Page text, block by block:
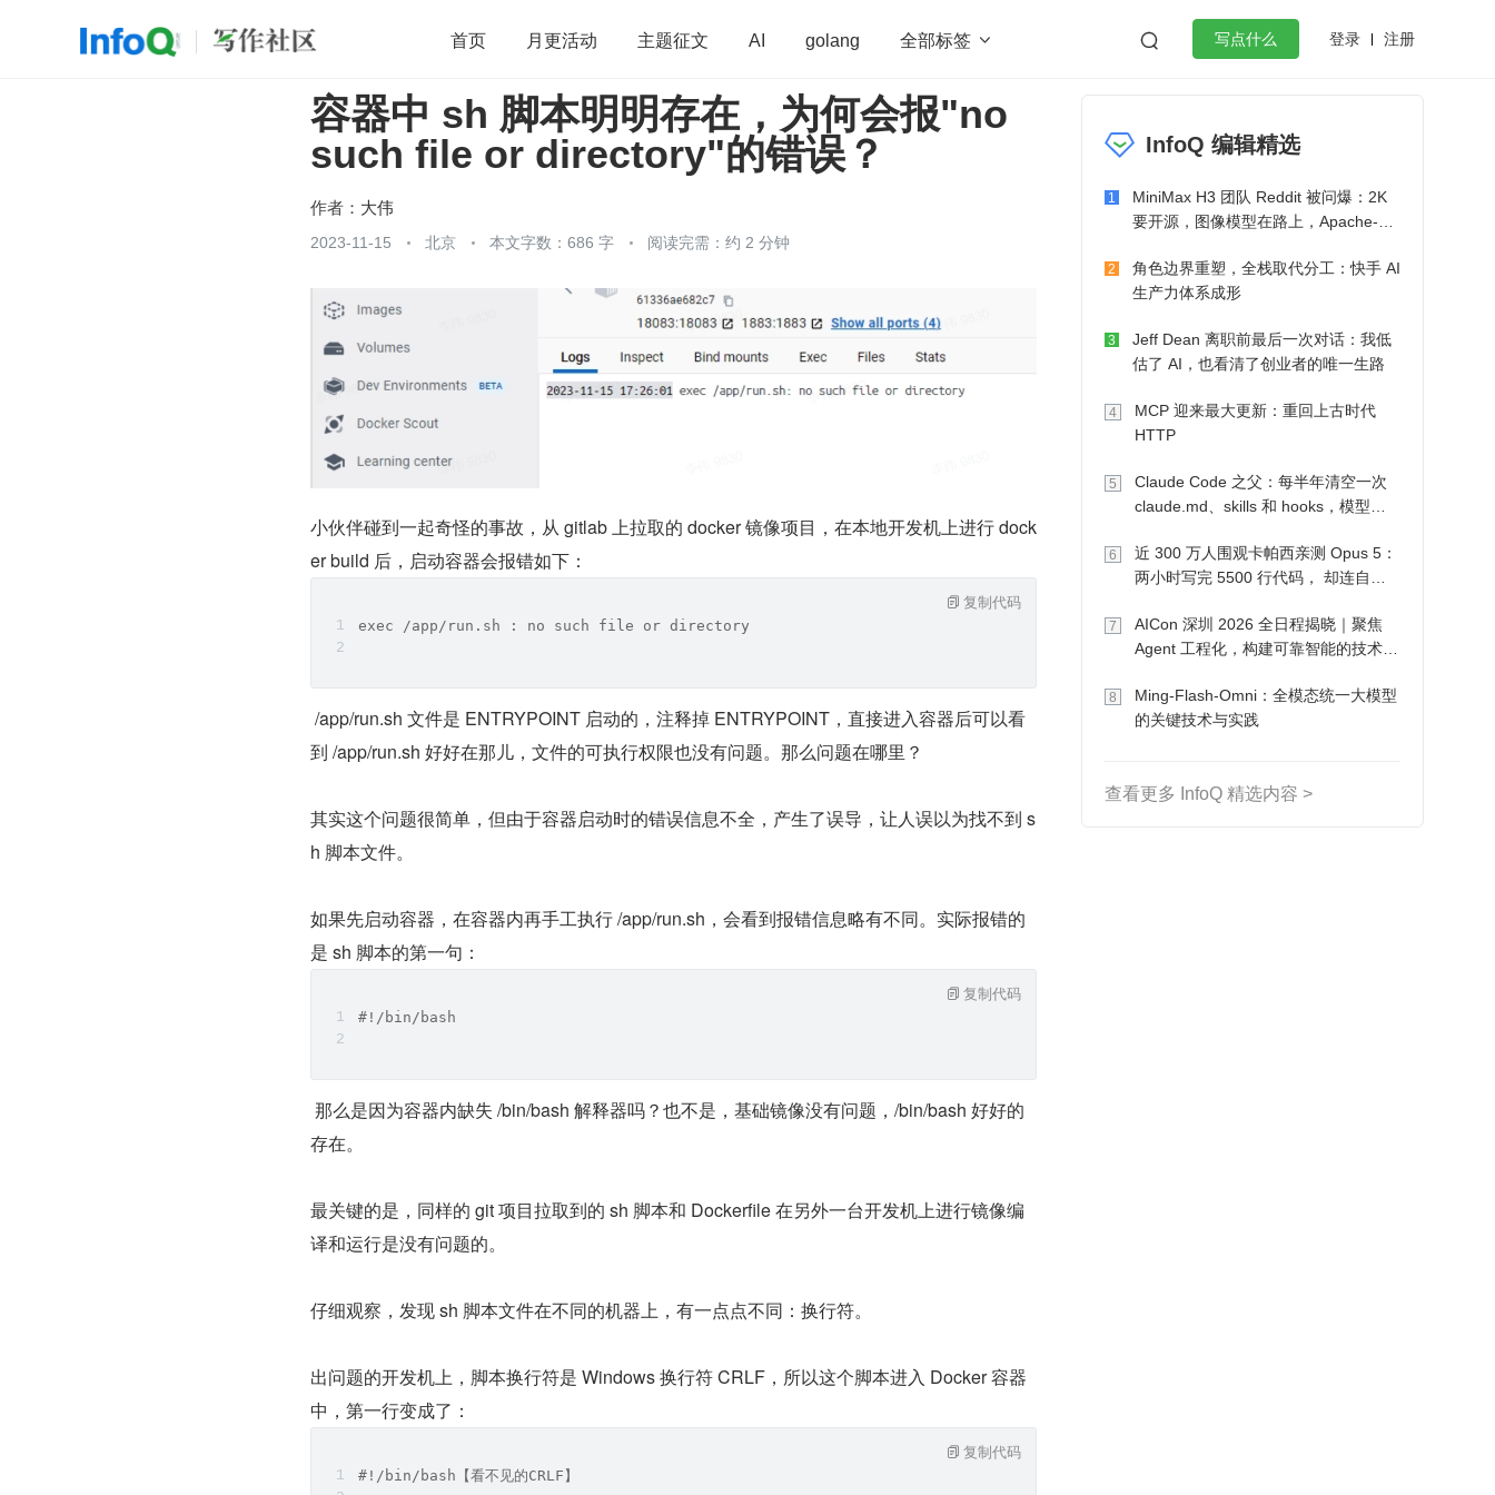
首页 月更活动 主题征文 AI golang 全部标签   写点什么 登录 注册
开源 架构 OpenHarmony 算法 学习方法 Web3.0 高效工作
团队管理 程序员 运维 深度思考 低代码 微服务架构 flutter
容器中 sh 脚本明明存在，为何会报"no
such file or directory"的错误？
作者： 大伟
2023-11-15 北京 本文字数：686 字 阅读完需：约 2 分钟
小伙伴碰到一起奇怪的事故，从 gitlab 上拉取的 docker 镜像项目，在本地开发机上进行 dock
er build 后，启动容器会报错如下：
exec /app/run.sh : no such file or directory
复制代码
/app/run.sh 文件是 ENTRYPOINT 启动的，注释掉 ENTRYPOINT，直接进入容器后可以看
到 /app/run.sh 好好在那儿，文件的可执行权限也没有问题。那么问题在哪里？
其实这个问题很简单，但由于容器启动时的错误信息不全，产生了误导，让人误以为找不到 s
h 脚本文件。
如果先启动容器，在容器内再手工执行 /app/run.sh，会看到报错信息略有不同。实际报错的
是 sh 脚本的第一句：
#!/bin/bash
复制代码
那么是因为容器内缺失 /bin/bash 解释器吗？也不是，基础镜像没有问题，/bin/bash 好好的
存在。
最关键的是，同样的 git 项目拉取到的 sh 脚本和 Dockerfile 在另外一台开发机上进行镜像编
译和运行是没有问题的。
仔细观察，发现 sh 脚本文件在不同的机器上，有一点点不同：换行符。
出问题的开发机上，脚本换行符是 Windows 换行符 CRLF，所以这个脚本进入 Docker 容器
中，第一行变成了：
#!/bin/bash【看不见的CRLF】
复制代码
InfoQ 编辑精选
1
MiniMax H3 团队 Reddit 被问爆：2K
要开源，图像模型在路上，Apache-2.0
2
角色边界重塑，全栈取代分工：快手 AI
生产力体系成形
3
Jeff Dean 离职前最后一次对话：我低
估了 AI，也看清了创业者的唯一生路
4
MCP 迎来最大更新：重回上古时代
HTTP
5
Claude Code 之父：每半年清空一次
claude.md、skills 和 hooks，模型自
6
近 300 万人围观卡帕西亲测 Opus 5：
两小时写完 5500 行代码， 却连自己
7
AICon 深圳 2026 全日程揭晓｜聚焦
Agent 工程化，构建可靠智能的技术路
8
Ming-Flash-Omni：全模态统一大模型
的关键技术与实践
查看更多 InfoQ 精选内容 >